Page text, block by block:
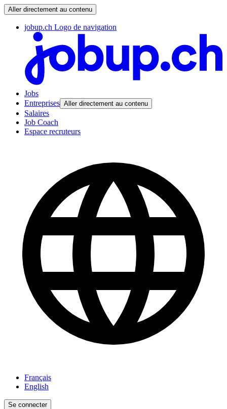
Aller directement au contenu
jobup.ch Logo de navigation
Jobs
Entreprises Aller directement au contenu
Salaires
Job Coach
Espace recruteurs
Français
English
Se connecter